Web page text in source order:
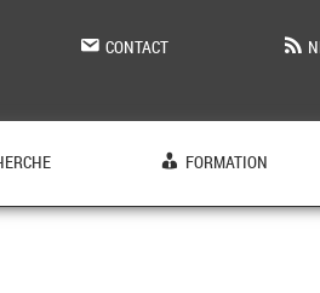
CONTACT
FORMATION